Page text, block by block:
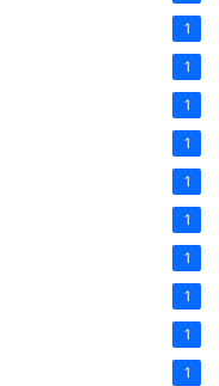
1
1
1
1
1
1
1
1
1
1